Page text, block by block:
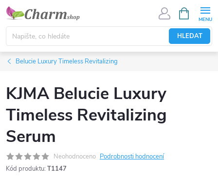
Přejít
obsah
HLEDAT
NÁKUPNÍ
KOŠÍK
Belucie Luxury Timeless Revitalizing
KJMA Belucie Luxury
Timeless Revitalizing
Serum
Neohodnoceno Podrobnosti hodnocení
Kód produktu: T1147